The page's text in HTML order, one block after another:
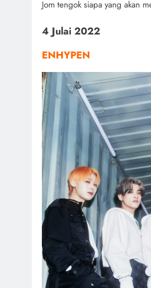
Jom tengok siapa yang akan
4 Julai 2022
ENHYPEN